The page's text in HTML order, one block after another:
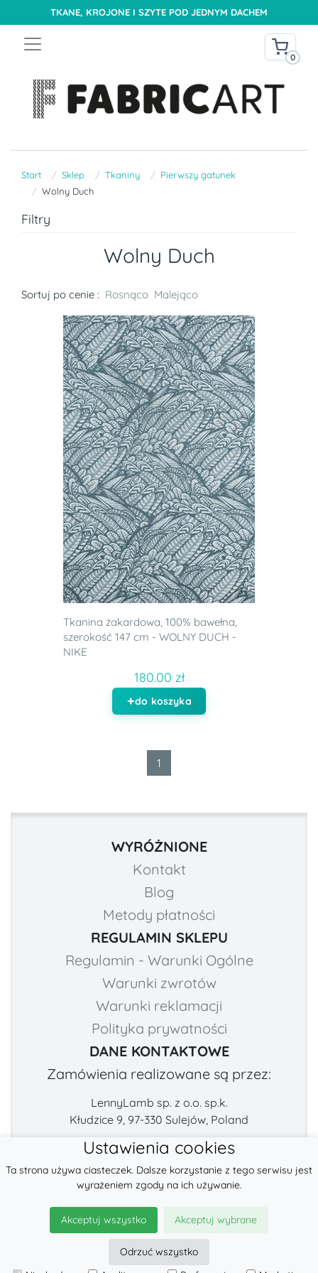
TKANE, KROJONE I SZYTE POD JEDNYM DACHEM
0
Start Sklep Tkaniny
Pierwszy gatunek
Wolny Duch
Filtry
Wolny Duch
Sortuj po cenie : Rosnąco Malejąco
Tkanina żakardowa, 100% bawełna,
szerokość 147 cm - WOLNY DUCH -
NIKE
180.00 zł
do koszyka
1
WYRÓŻNIONE
Kontakt
Blog
Metody płatności
REGULAMIN SKLEPU
Regulamin - Warunki Ogólne
Warunki zwrotów
Warunki reklamacji
Polityka prywatności
DANE KONTAKTOWE
Zamówienia realizowane są przez:
LennyLamb sp. z o.o. sp.k.
Kłudzice 9, 97-330 Sulejów, Poland
Numer telefonu: E-mail:
+48 222-57-888-2 contact@fabricart.eu
Znajdź nas na:
Ustawienia cookies
Ta strona używa ciasteczek. Dalsze korzystanie z tego serwisu jest
wyrażeniem zgody na ich używanie.
Akceptuj wszystko Akceptuj wybrane
Odrzuć wszystko